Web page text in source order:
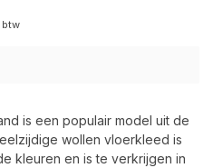
btw
is een populair model uit de
wollen vloerkleed is
kleuren en is te verkrijgen in